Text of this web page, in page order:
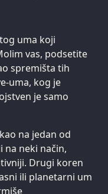
uma koji
vas, podsetite
spremišta tih
uma, kog je
je samo
na jedan od
na neki način,
Drugi koren
ili planetarni um